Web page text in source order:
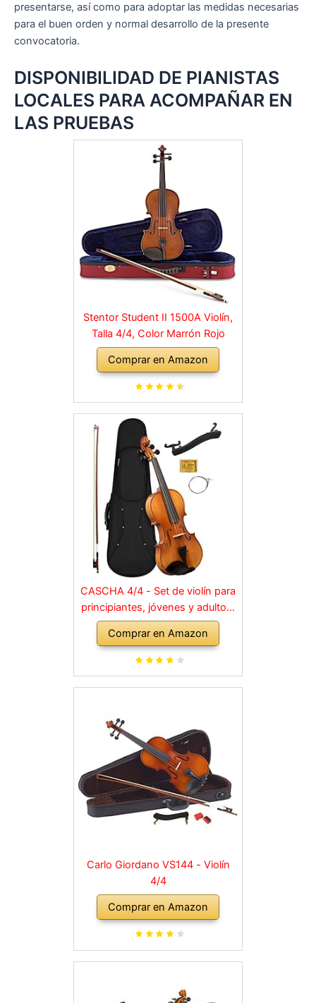
presentarse, así como para adoptar las medidas necesarias
para el buen orden y normal desarrollo de la presente
convocatoria.
DISPONIBILIDAD DE PIANISTAS
LOCALES PARA ACOMPAÑAR EN
LAS PRUEBAS
Stentor Student II 1500A Violín,
Talla 4/4, Color Marrón Rojo
Comprar en Amazon
CASCHA 4/4 - Set de violín para
principiantes, jóvenes y adultos,
violín macizo con arco, colofonia,
cuerdas de repuesto, soporte
para hombro, maletín, abeto
Comprar en Amazon
Carlo Giordano VS144 - Violín
4/4
Comprar en Amazon